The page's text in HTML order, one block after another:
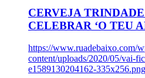
CERVEJA
CELEBRAR ‘O TEU
https://www.ruadebaixo.com/
content/uploads/2020/05/vai-
e1589130204162-335x256.png